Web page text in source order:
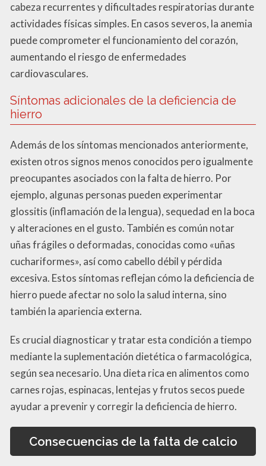
cabeza recurrentes y dificultades respiratorias durante
actividades físicas simples. En casos severos, la anemia
puede comprometer el funcionamiento del corazón,
aumentando el riesgo de enfermedades
cardiovasculares.
Síntomas adicionales de la deficiencia de
hierro
Además de los síntomas mencionados anteriormente,
existen otros signos menos conocidos pero igualmente
preocupantes asociados con la falta de hierro. Por
ejemplo, algunas personas pueden experimentar
glossitis (inflamación de la lengua), sequedad en la boca
y alteraciones en el gusto. También es común notar
uñas frágiles o deformadas, conocidas como «uñas
cuchariformes», así como cabello débil y pérdida
excesiva. Estos síntomas reflejan cómo la deficiencia de
hierro puede afectar no solo la salud interna, sino
también la apariencia externa.
Es crucial diagnosticar y tratar esta condición a tiempo
mediante la suplementación dietética o farmacológica,
según sea necesario. Una dieta rica en alimentos como
carnes rojas, espinacas, lentejas y frutos secos puede
ayudar a prevenir y corregir la deficiencia de hierro.
Consecuencias de la falta de calcio